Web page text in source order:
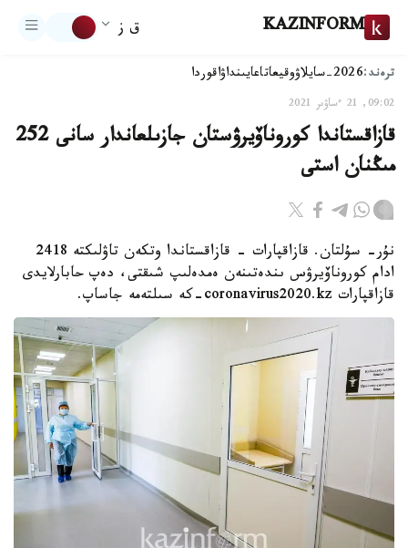
KAZINFORM ق ز
ترەند:2026-سايلاۋ وقيعاتاعايىنداۋاقوردا
09:02, 21 ءساۋىر 2021
قازاقستاندا كوروناۆيرۋستان جازىلعاندار سانى 252
مىڭنان استى
نۇر- سۇلتان. قازاقپارات - قازاقستاندا وتكەن تاۋلىكتە 2418
ادام كوروناۆيرۋس ىندەتىنەن ەمدەلىپ شىقتى، دەپ حابارلايدى
قازاقپارات coronavirus2020.kz-كە سىلتەمە جاساپ.